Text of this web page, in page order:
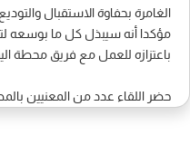
الغامرة بحفاوة الاستقبال
مؤكدا أنه سيبذل كل ما بوسعه
باعتزازه للعمل مع فريق محطة
حضر اللقاء عدد من المعنيين